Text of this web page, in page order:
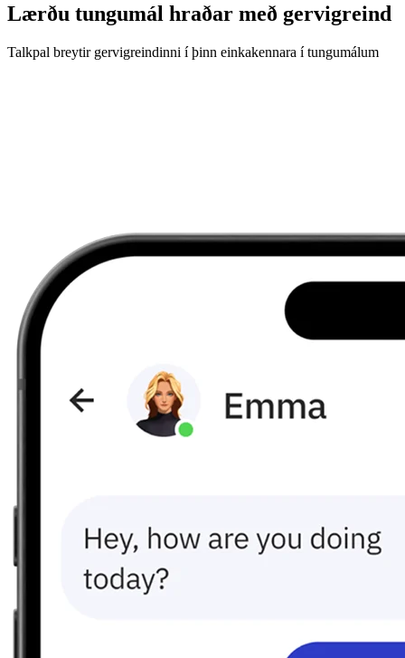
Lærðu tungumál hraðar með gervigreind
Talkpal breytir gervigreindinni í þinn einkakennara í tungumálum